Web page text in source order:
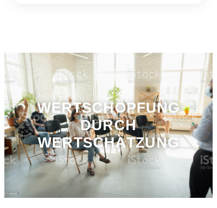
WERTSCHÖPFUNG
DURCH
WERTSCHÄTZUNG